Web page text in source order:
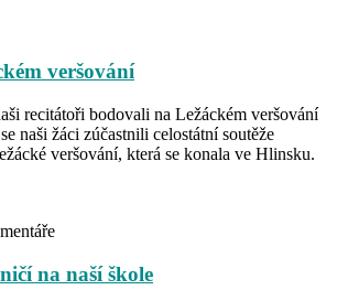
veršování
recitátoři bodovali na Ležáckém veršování
naši žáci zúčastnili celostátní soutěže
veršování, která se konala ve Hlinsku.
na naší škole